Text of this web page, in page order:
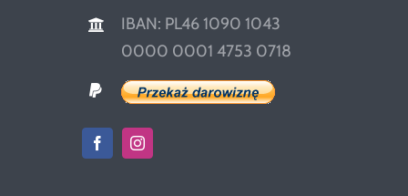
IBAN: PL46 1090 1043
0000 0001 4753 0718